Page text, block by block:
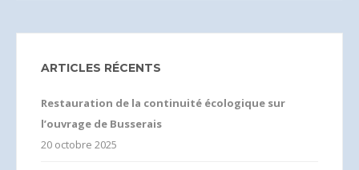
ARTICLES RÉCENTS
Restauration de la continuité écologique sur
l’ouvrage de Busserais
20 octobre 2025